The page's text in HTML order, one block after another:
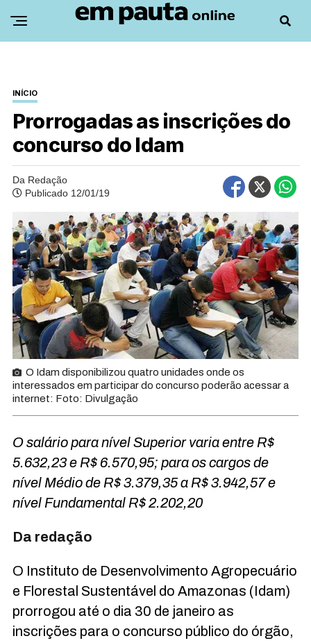
INÍCIO
Prorrogadas as inscrições do
concurso do Idam
Da Redação
Publicado 12/01/19
O Idam disponibilizou quatro unidades onde os
interessados em participar do concurso poderão acessar a
internet: Foto: Divulgação
O salário para nível Superior varia entre R$
5.632,23 e R$ 6.570,95; para os cargos de
nível Médio de R$ 3.379,35 a R$ 3.942,57 e
nível Fundamental R$ 2.202,20
Da redação
O Instituto de Desenvolvimento Agropecuário
e Florestal Sustentável do Amazonas (Idam)
prorrogou até o dia 30 de janeiro as
inscrições para o concurso público do órgão,